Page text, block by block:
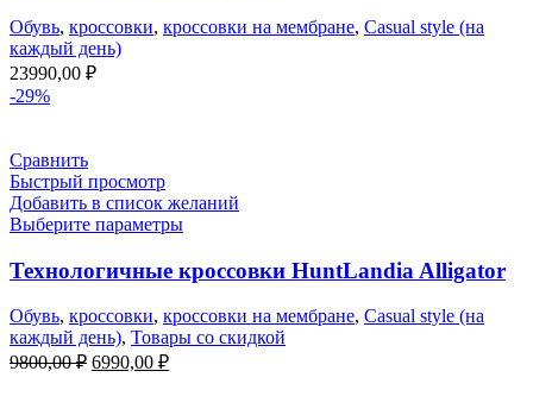
Обувь, кроссовки, кроссовки на мембране, Casual style (на
каждый день)
23990,00 ₽
-29%
Сравнить
Быстрый просмотр
Добавить в список желаний
Выберите параметры
Технологичные кроссовки HuntLandia Alligator
Обувь, кроссовки, кроссовки на мембране, Casual style (на
каждый день), Товары со скидкой
9800,00₽ Первоначальная
6990,00 ₽Текущая